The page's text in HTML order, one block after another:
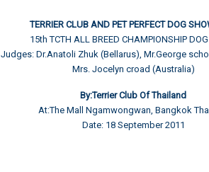
TERRIER CLUB AND PET PERFECT DOG
15th TCTH ALL BREED CHAMPIONSHIP
Judges: Dr.Anatoli Zhuk (Bellarus), Mr.George
Mrs. Jocelyn croad (Australia)
By:Terrier Club Of Thailand
At:The Mall Ngamwongwan, Bangkok
Date: 18 September 2011